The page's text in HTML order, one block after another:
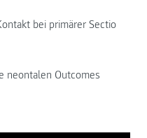
bei primärer Sectio
neontalen Outcomes